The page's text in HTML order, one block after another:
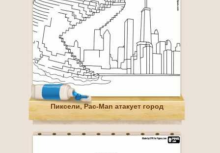
Пиксели, Pac-Man атакует город